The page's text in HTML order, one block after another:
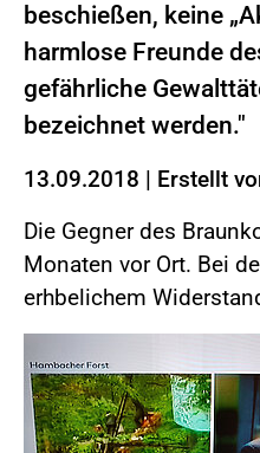
beschießen, keine
harmlose Freunde
gefährliche
bezeichnet werden."
13.09.2018 | Erstellt
Die Gegner des
Monaten vor Ort. Bei
erhbelichem